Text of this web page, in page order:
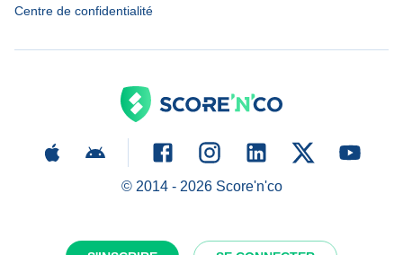
Centre de confidentialité
© 2014 - 2026Score'n'co